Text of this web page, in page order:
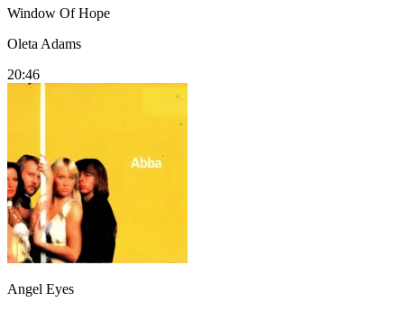
Window Of Hope
Oleta Adams
20:46
Angel Eyes